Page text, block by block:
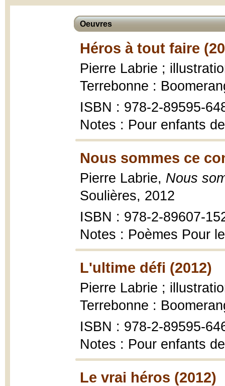
Oeuvres
Héros à tout faire
Pierre Labrie ;
Terrebonne :
ISBN : 978-2-89595-
Notes : Pour enfants
Nous sommes ce
Pierre Labrie, Nous
Soulières, 2012
ISBN : 978-2-89607-
Notes : Poèmes Pour
L'ultime défi (2012)
Pierre Labrie ;
Terrebonne :
ISBN : 978-2-89595-
Notes : Pour enfants
Le vrai héros (2012)